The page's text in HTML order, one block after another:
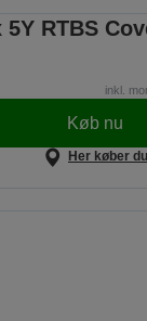
5Y RTBS
inkl.
Køb nu
Her køber du